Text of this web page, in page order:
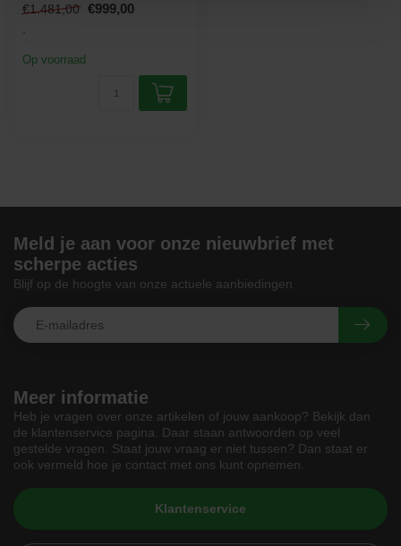
€1.481,00 €999,00
.
Op voorraad
Meer informatie
Heb je vragen over onze artikelen of jouw aankoop? Bekijk dan
de klantenservice pagina. Daar staan antwoorden op veel
gestelde vragen. Staat jouw vraag er niet tussen? Dan staat er
ook vermeld hoe je contact met ons kunt opnemen.
Klantenservice
Meld je aan voor onze nieuwbrief met
scherpe acties
Blijf op de hoogte van onze actuele aanbiedingen